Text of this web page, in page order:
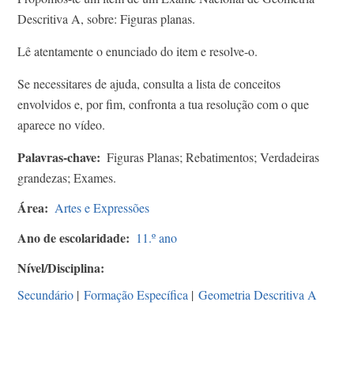
Descritiva A, sobre: Figuras planas.
Lê atentamente o enunciado do item e resolve-o.
Se necessitares de ajuda, consulta a lista de conceitos
envolvidos e, por fim, confronta a tua resolução com o que
aparece no vídeo.
Palavras-chave
Figuras Planas; Rebatimentos; Verdadeiras
grandezas; Exames.
Área Artes e Expressões
Ano de escolaridade 11.º ano
Nível/Disciplina
Secundário | Formação Específica | Geometria Descritiva A